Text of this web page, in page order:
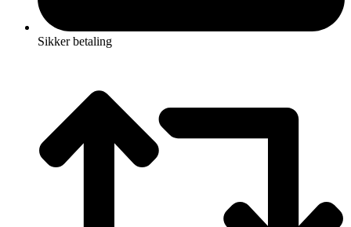
Sikker betaling